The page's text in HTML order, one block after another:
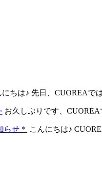
にちは♪ 先日、CUOREAで
お久しぶりです、CUOREA
らせ＊ こんにちは♪